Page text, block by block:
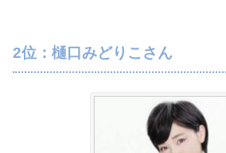
2位：樋口みどりこさん